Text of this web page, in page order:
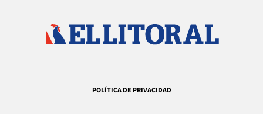
POLÍTICA DE PRIVACIDAD